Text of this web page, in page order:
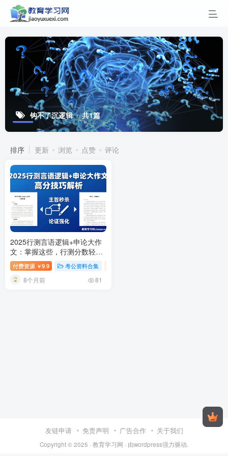
钩不了沉逻辑 共1篇
排序 更新 浏览 点赞 评论
2025行测言语逻辑+申论大作
文：掌握这些，行测分数轻松
拉开差距2025公务员行测言语
理解与逻辑推理及申论大作文
视频教程讲义
付费资源 ￥9.9 考公资料合集
8个月前 81
友链申请 免责声明 广告合作 关于我们
Copyright © 2025 · 教育学习网 · 由wordpress强力驱动.